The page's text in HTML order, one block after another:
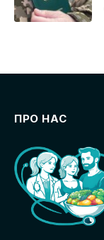
ПРО НАС